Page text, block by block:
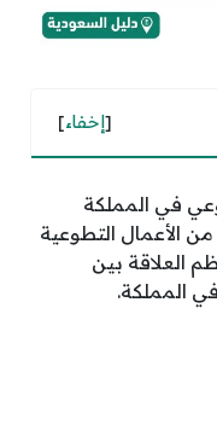
[إخفاء]
في المملكة
الأعمال التطوعية
العلاقة بين
المملكة.